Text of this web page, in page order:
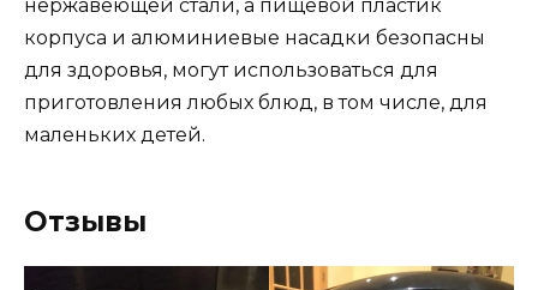
нержавеющей стали, а пищевой пластик
корпуса и алюминиевые насадки безопасны
для здоровья, могут использоваться для
приготовления любых блюд, в том числе, для
маленьких детей.
Отзывы